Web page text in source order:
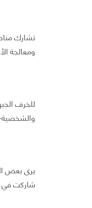
تشارك
ومعالجة
للخرف
والشخصية-
يرى بعض
شاركت في